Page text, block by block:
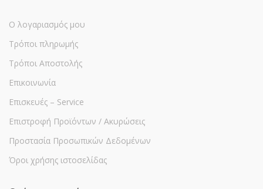
Ο λογαριασμός μου
Τρόποι πληρωμής
Τρόποι Αποστολής
Επικοινωνία
Επισκευές – Service
Επιστροφή Προϊόντων / Ακυρώσεις
Προστασία Προσωπικών Δεδομένων
Όροι χρήσης ιστοσελίδας